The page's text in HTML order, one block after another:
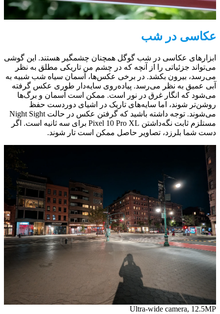
عکاسی در شب
ابزارهای عکاسی در شب گوگل همچنان چشمگیر هستند. این گوشی
می‌تواند جزئیاتی را از آنچه که در چشم من تاریکی مطلق به نظر
می‌رسد، بیرون بکشد. در برخی عکس‌ها، آسمان سیاه شب شبیه به
آبی عمیق به نظر می‌رسد. پیاده‌روی سایه‌دار طوری عکس گرفته
می‌شود که انگار غرق در نور است. ممکن است آسمان و برگ‌ها
روشن‌تر شوند، اما سایه‌های تاریک در اشیای دوردست حفظ
می‌شوند. توجه داشته باشید که گرفتن عکس در حالت Night Sight
مستلزم ثابت نگه‌داشتن Pixel 10 Pro XL برای سه ثانیه است. اگر
دست شما بلرزد، تصاویر حاصل ممکن است تار شوند.
Ultra-wide camera, 12.5MP